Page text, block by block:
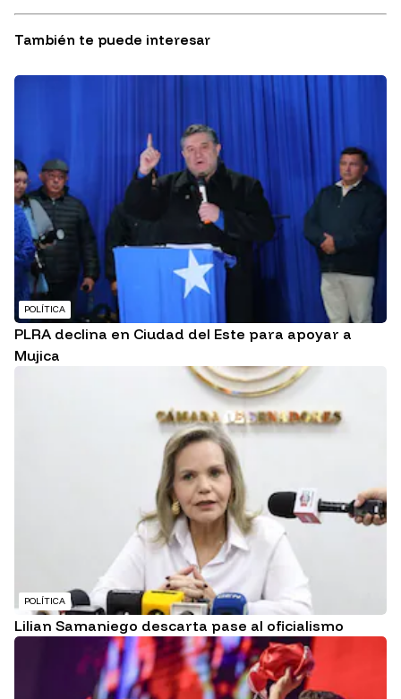
También te puede interesar
POLÍTICA
PLRA declina en Ciudad del Este para apoyar a
Mujica
POLÍTICA
Lilian Samaniego descarta pase al oficialismo